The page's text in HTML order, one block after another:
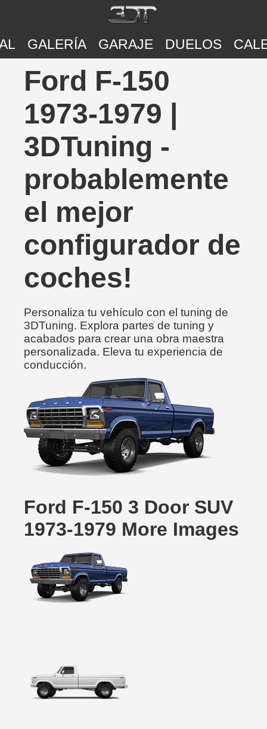
GALERÍA GARAJE DUELOS
Ford F-150
1973-1979 |
3DTuning -
probablemente
el mejor
configurador de
coches!
Personaliza tu vehículo con el tuning de
3DTuning. Explora partes de tuning y
acabados para crear una obra maestra
personalizada. Eleva tu experiencia de
conducción.
Ford F-150 3 Door SUV
1973-1979 More Images